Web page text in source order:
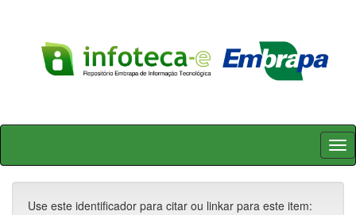
Skip
Use este identificador para citar ou linkar para este item: